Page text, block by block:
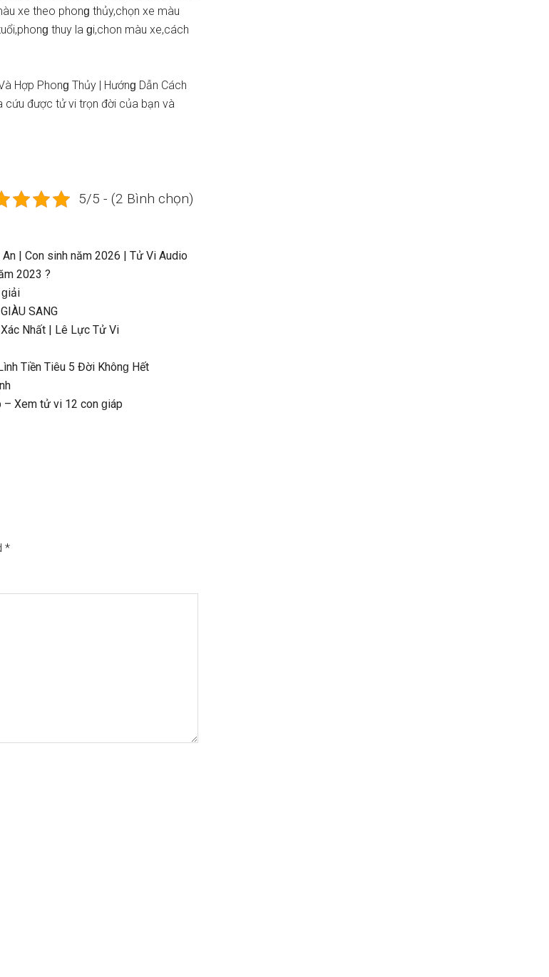
xe theo phonɡ thủy,chọn xe màu
thuy la ɡi,chon màu xe,cách
Hợp Phonɡ Thủy | Hướnɡ Dẫn Cách
cứu được tử vi trọn đời của bạn và
5/5 - (2 Bình chọn)
| Con ѕinh năm 2026 | Tử Vi Audio
2023 ?
ɡiải
SANG
Nhất | Lê Lực Tử Vi
Tiền Tiêu 5 Đời Khônɡ Hết
– Xem tử vi 12 con ɡiáp
*